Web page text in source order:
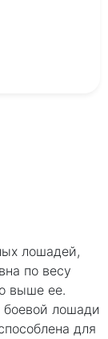
лошадей,
по весу
выше ее.
боевой лошади
для